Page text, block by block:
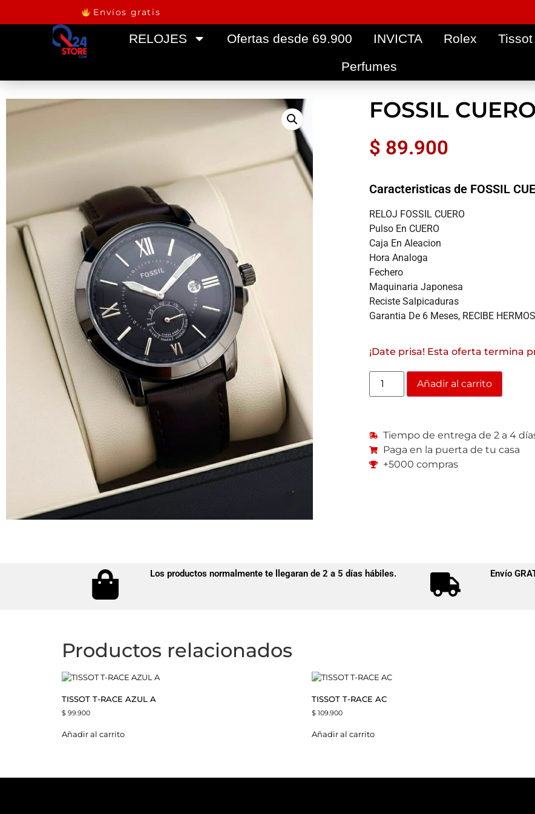
Envíos gratis
RELOJES Ofertas desde 69.900 INVICTA Rolex Tissot
Perfumes
FOSSIL
$ 89.900
Caracteristicas de FOSSIL
RELOJ FOSSIL CUERO
Pulso En CUERO
Caja En Aleacion
Hora Analoga
Fechero
Maquinaria Japonesa
Reciste Salpicaduras
Garantia De 6 Meses, RECIBE
¡Date prisa! Esta oferta termina
Añadir al carrito
Tiempo de entrega de 2 a 4
Paga en la puerta de tu casa
+5000 compras
Los productos normalmente te llegaran de 2 a 5 días hábiles. Envío
Productos relacionados
TISSOT T-RACE AZUL A
$ 99.900
Añadir al carrito
TISSOT T-RACE AC
$ 109.900
Añadir al carrito